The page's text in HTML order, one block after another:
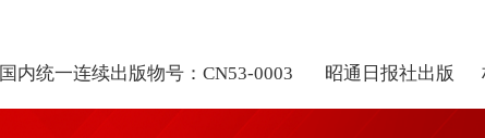
国内统一连续出版物号：CN53-0003 昭通日报社出版